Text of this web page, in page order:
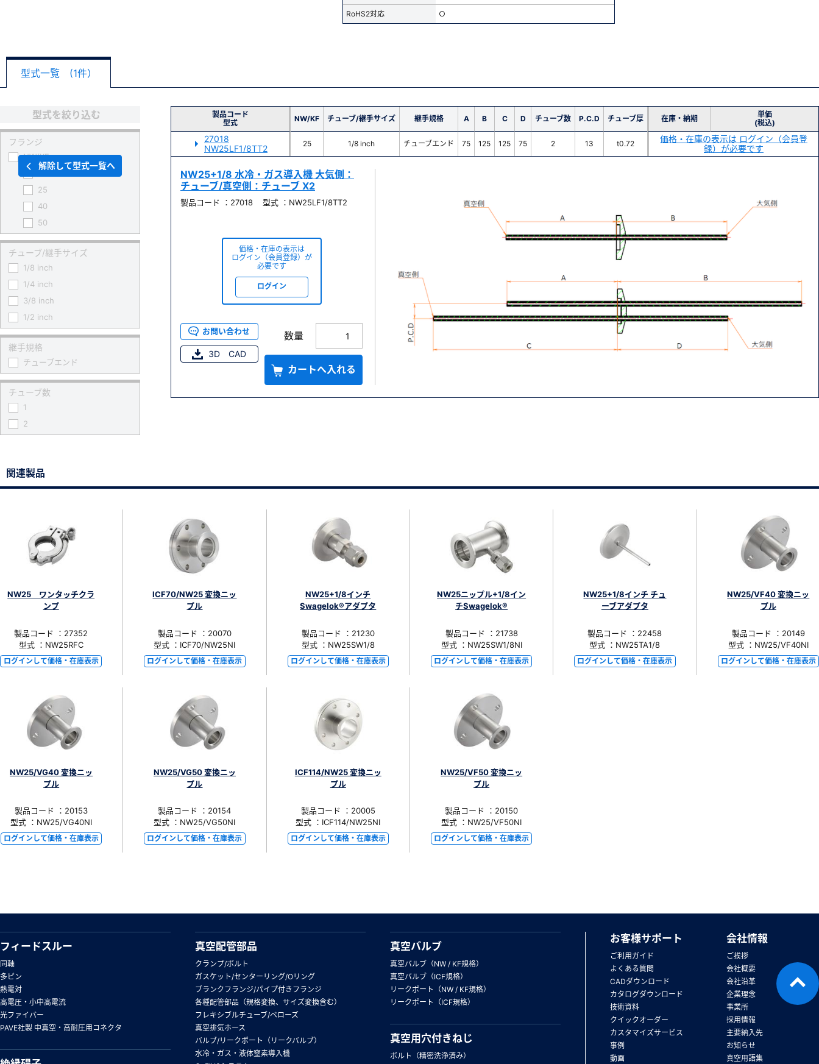
RoHS2対応 ○
型式一覧 (1件）
製品コード
型式
NW/KF チューブ/継手サイズ 継手規格 A B C D チューブ数 P.C.D チューブ厚 在庫・納期
単価
(税込)
27018
NW25LF1/8TT2
25 1/8 inch チューブエンド 75 125 125 75 2 13 t0.72
価格・在庫の表示は ログイン（会員登
録）が必要です
NW25+1/8 水冷・ガス導入機 大気側：
チューブ/真空側：チューブ X2
製品コード ：27018 型式 ：NW25LF1/8TT2
価格・在庫の表示は
ログイン（会員登録）が
必要です
ログイン
お問い合わせ
3D CAD
数量
カートへ入れる
型式を絞り込む
フランジ
NW/KF
16
25
40
50
チューブ/継手サイズ
1/8 inch
1/4 inch
3/8 inch
1/2 inch
継手規格
チューブエンド
チューブ数
1
2
解除して型式一覧へ
関連製品
NW25 ワンタッチクラ
ンプ
製品コード ：27352
型式 ：NW25RFC
ログインして価格・在庫表示
ICF70/NW25 変換ニッ
プル
製品コード ：20070
型式 ：ICF70/NW25NI
ログインして価格・在庫表示
NW25+1/8インチ
Swagelok®アダプタ
製品コード ：21230
型式 ：NW25SW1/8
ログインして価格・在庫表示
NW25ニップル+1/8イン
チSwagelok®
製品コード ：21738
型式 ：NW25SW1/8NI
ログインして価格・在庫表示
NW25+1/8インチ チュ
ーブアダプタ
製品コード ：22458
型式 ：NW25TA1/8
ログインして価格・在庫表示
NW25/VF40 変換ニッ
プル
製品コード ：20149
型式 ：NW25/VF40NI
ログインして価格・在庫表示
NW25/VG40 変換ニッ
プル
製品コード ：20153
型式 ：NW25/VG40NI
ログインして価格・在庫表示
NW25/VG50 変換ニッ
プル
製品コード ：20154
型式 ：NW25/VG50NI
ログインして価格・在庫表示
ICF114/NW25 変換ニッ
プル
製品コード ：20005
型式 ：ICF114/NW25NI
ログインして価格・在庫表示
NW25/VF50 変換ニッ
プル
製品コード ：20150
型式 ：NW25/VF50NI
ログインして価格・在庫表示
フィードスルー
同軸
多ピン
熱電対
高電圧・小中高電流
光ファイバー
PAVE社製 中真空・高耐圧用コネクタ
真空配管部品
クランプ/ボルト
ガスケット/センターリング/Oリング
ブランクフランジ/パイプ付きフランジ
各種配管部品（規格変換、サイズ変換含む）
フレキシブルチューブ/ベローズ
真空排気ホース
バルブ/リークポート（リークバルブ）
水冷・ガス・液体窒素導入機
真空バルブ
真空バルブ（NW / KF規格）
真空バルブ（ICF規格）
リークポート（NW / KF規格）
リークポート（ICF規格）
真空用穴付きねじ
ボルト（精密洗浄済み）
お客様サポート
ご利用ガイド
よくある質問
CADダウンロード
カタログダウンロード
技術資料
クイックオーダー
カスタマイズサービス
事例
動画
会社情報
ご挨拶
会社概要
会社沿革
企業理念
事業所
採用情報
主要納入先
お知らせ
真空用語集